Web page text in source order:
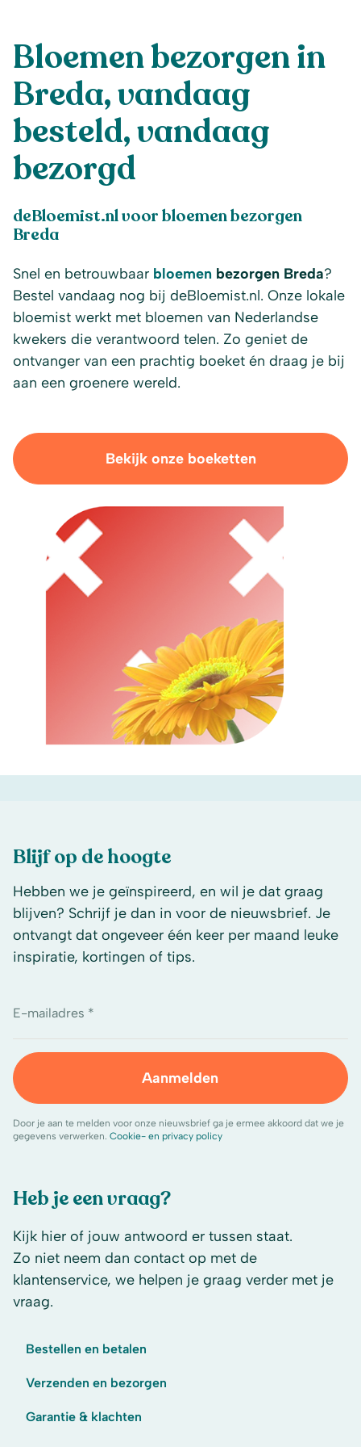
Bloemen bezorgen in
Breda, vandaag
besteld, vandaag
bezorgd
deBloemist.nl voor bloemen bezorgen
Breda
Snel en betrouwbaar bloemen bezorgen Breda?
Bestel vandaag nog bij deBloemist.nl. Onze lokale
bloemist werkt met bloemen van Nederlandse
kwekers die verantwoord telen. Zo geniet de
ontvanger van een prachtig boeket én draag je bij
aan een groenere wereld.
Bekijk onze boeketten
Heb je een vraag?
Kijk hier of jouw antwoord er tussen staat.
Zo niet neem dan contact op met de
klantenservice, we helpen je graag verder met je
vraag.
Bestellen en betalen
Verzenden en bezorgen
Garantie & klachten
Blijf op de hoogte
Hebben we je geïnspireerd, en wil je dat graag
blijven? Schrijf je dan in voor de nieuwsbrief. Je
ontvangt dat ongeveer één keer per maand leuke
inspiratie, kortingen of tips.
E-mailadres *
Aanmelden
Door je aan te melden voor onze nieuwsbrief ga je ermee akkoord dat we je
gegevens verwerken. Cookie- en privacy policy